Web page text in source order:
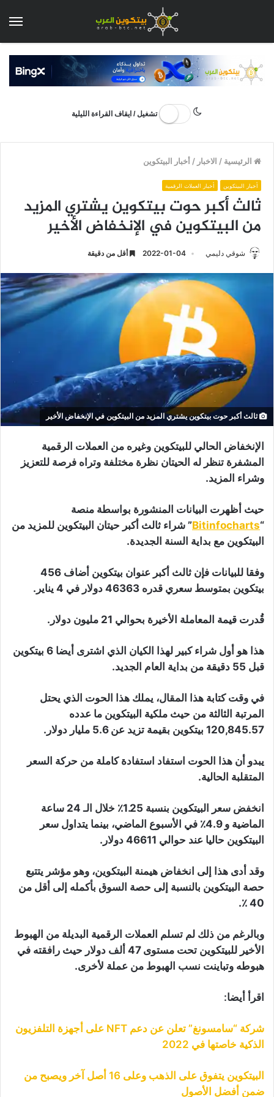
تشغيل / ايقاف القراءة الليلية
الرئيسية / الاخبار /أخبار البيتكوين
أخبار البيتكوين أخبار العملات الرقمية
ثالث أكبر حوت بيتكوين يشتري المزيد
من البيتكوين في الإنخفاض الأخير
شوقي دليمي 2022-01-04 أقل من دقيقة
ثالث أكبر حوت بيتكوين يشتري المزيد من البيتكوين في الإنخفاض الأخير
الإنخفاض الحالي للبيتكوين وغيره من العملات الرقمية
المشفرة تنظر له الحيتان نظرة مختلفة وتراه فرصة للتعزيز
وشراء المزيد.
حيث أظهرت البيانات المنشورة بواسطة منصة
“
Bitinfocharts” شراء ثالث أكبر حيتان البيتكوين للمزيد من
البيتكوين مع بداية السنة الجديدة.
وفقا للبيانات فإن ثالث أكبر عنوان بيتكوين أضاف 456
بيتكوين بمتوسط سعري قدره 46363 دولار في 4 يناير.
قُدرت قيمة المعاملة الأخيرة بحوالي 21 مليون دولار.
هذا هو أول شراء كبير لهذا الكيان الذي اشترى أيضا 6 بيتكوين
قبل 55 دقيقة من بداية العام الجديد.
في وقت كتابة هذا المقال، يملك هذا الحوت الذي يحتل
المرتبة الثالثة من حيث ملكية البيتكوين ما عدده
120,845.57 بيتكوين بقيمة تزيد عن 5.6 مليار دولار.
يبدو أن هذا الحوت استفاد استفادة كاملة من حركة السعر
المتقلبة الحالية.
انخفض سعر البيتكوين بنسبة 1.25٪ خلال الـ 24 ساعة
الماضية و 4.9٪ في الأسبوع الماضي، بينما يتداول سعر
البيتكوين حاليا عند حوالي 46611 دولار.
وقد أدى هذا إلى انخفاض هيمنة البيتكوين، وهو مؤشر يتتبع
حصة البيتكوين بالنسبة إلى حصة السوق بأكمله إلى أقل من
40 ٪.
وبالرغم من ذلك لم تسلم العملات الرقمية البديلة من الهبوط
الأخير للبيتكوين تحت مستوى 47 ألف دولار حيث رافقته في
هبوطه وتباينت نسب الهبوط من عملة لأخرى.
اقرأ أيضا:
شركة “سامسونغ” تعلن عن دعم NFT على أجهزة التلفزيون
الذكية خاصتها في 2022
البيتكوين يتفوق على الذهب وعلى 16 أصل آخر ويصبح من
ضمن أفضل الأصول